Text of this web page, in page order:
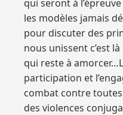
qui seront à
les modèles jamais
pour discuter des
nous unissent c’est
qui reste à
participation et
combat contre
des violences